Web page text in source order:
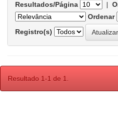
Resultados/Página |
Ordenar
Registro(s)
Resultado 1-1 de 1.